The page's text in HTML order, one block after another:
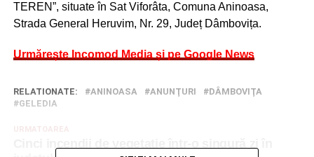
TEREN”, situate în Sat Viforâta, Comuna Aninoasa,
Strada General Heruvim, Nr. 29, Județ Dâmbovița.
Urmărește Incomod Media și pe Google News
RELATIONATE: ANINOASA ANUNŢURI
DÂMBOVIŢA
GELEDIA
URMATOAREA